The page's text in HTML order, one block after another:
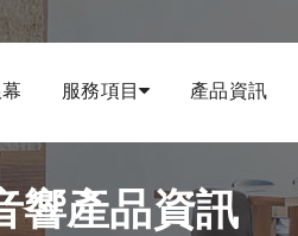
服務項目 產品資訊
響產品資訊